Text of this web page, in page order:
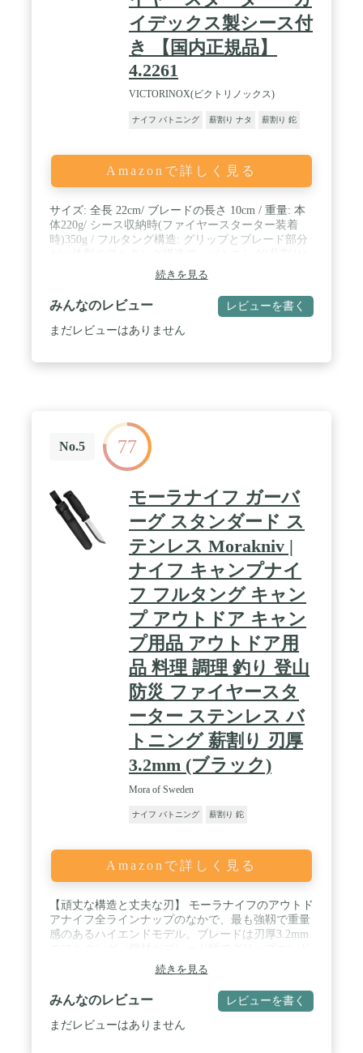
イデックス製シース付
き 【国内正規品】
4.2261
VICTORINOX(ビクトリノックス)
ナイフ バトニング 薪割り ナタ 薪割り 鉈
Amazonで詳しく見る
サイズ: 全長 22cm/ ブレードの長さ 10cm / 重量: 本
体220g/ シース収納時(ファイヤースターター装着
時)350g / フルタング構造: グリップとブレード部分
にも最適な堅牢正を備えます / ブレード: 刃先は切
るにはもちろん細かい作業にも最適なドロップポイ
ント。刃付けは刃の角度を一定に保ちやすく研ぎや
すい、スカンジグラインド。ブレードの背はファイ
ヤースターターを削りやすくするため、僅かに角度
続きを見る
みんなのレビュー レビューを書く
まだレビューはありません
No.5 77
モーラナイフ ガーバ
ーグ スタンダード ス
テンレス Morakniv |
ナイフ キャンプナイ
フ フルタング キャン
プ アウトドア キャン
プ用品 アウトドア用
品 料理 調理 釣り 登山
防災 ファイヤースタ
ーター ステンレス バ
トニング 薪割り 刃厚
3.2mm (ブラック)
Mora of Sweden
ナイフ バトニング 薪割り 鉈
Amazonで詳しく見る
【頑丈な構造と丈夫な刃】 モーラナイフのアウトド
アナイフ全ラインナップのなかで、最も強靱で重量
感のあるハイエンドモデル。ブレードは刃厚3.2mm
まで通っている）構造になっており、非常に耐久性
が高いモデルとなっています。また、高品質のステ
ンレススチール製のブレードはスウェーデン
Alleima(旧Sandvik)製のステンレス鋼を採用。近年
SDGsに取り組む企業が多い中、モーラナイフも80%
続きを見る
みんなのレビュー レビューを書く
まだレビューはありません